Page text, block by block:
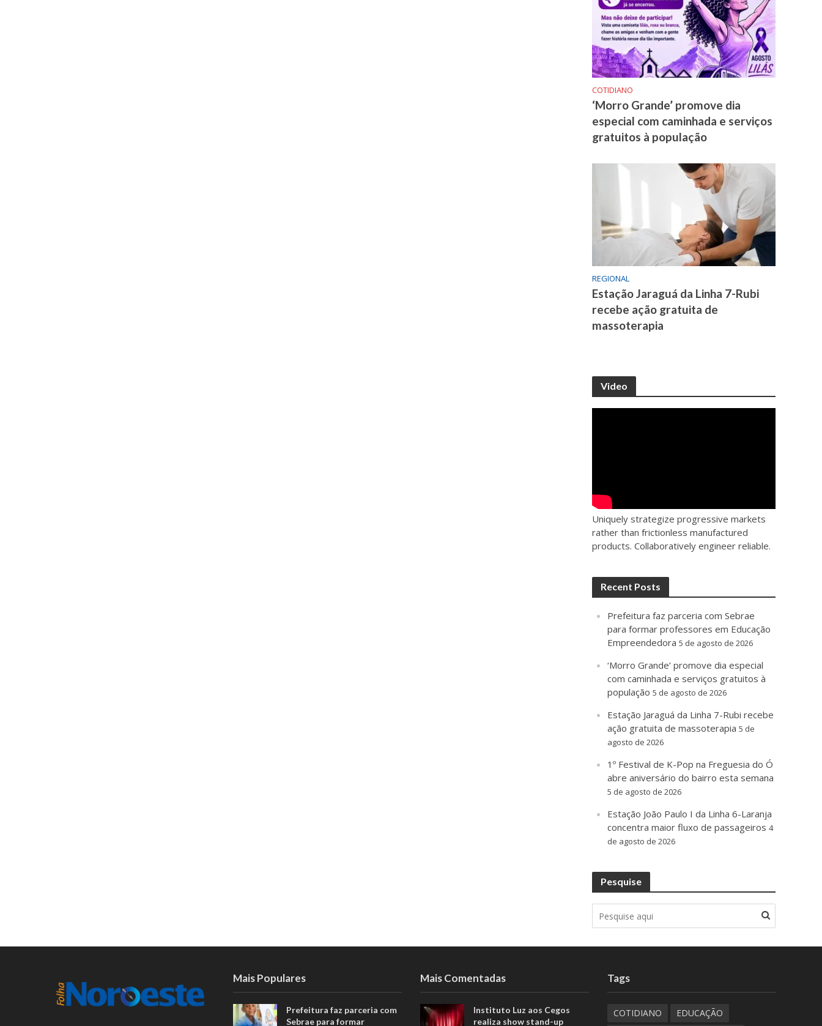
COTIDIANO
‘Morro Grande’ promove dia
especial com caminhada e serviços
gratuitos à população
REGIONAL
Estação Jaraguá da Linha 7-Rubi
recebe ação gratuita de
massoterapia
Video
Uniquely strategize progressive markets
rather than frictionless manufactured
products. Collaboratively engineer reliable.
Recent Posts
Prefeitura faz parceria com Sebrae
para formar professores em Educação
Empreendedora 5 de agosto de 2026
‘Morro Grande’ promove dia especial
com caminhada e serviços gratuitos à
população 5 de agosto de 2026
Estação Jaraguá da Linha 7-Rubi recebe
ação gratuita de massoterapia 5 de
agosto de 2026
1º Festival de K-Pop na Freguesia do Ó
abre aniversário do bairro esta semana
5 de agosto de 2026
Estação João Paulo I da Linha 6-Laranja
concentra maior fluxo de passageiros 4
de agosto de 2026
Pesquise
Mais Populares
Prefeitura faz parceria com
Sebrae para formar
Mais Comentadas
Instituto Luz aos Cegos
realiza show stand-up
Tags
COTIDIANO EDUCAÇÃO